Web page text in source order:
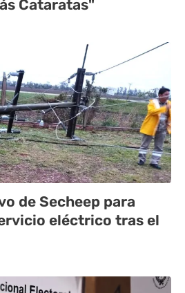
Cataratas"
de Secheep para
eléctrico tras el